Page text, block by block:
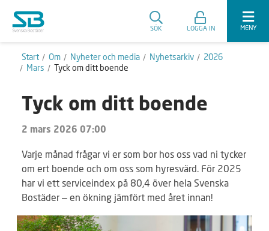
SÖK LOGGA IN MENY
Start Om Nyheter och media Nyhetsarkiv
2026
Mars
Tyck om ditt boende
Tyck om ditt boende
2 mars 2026 07:00
Varje månad frågar vi er som bor hos oss vad ni tycker
om ert boende och om oss som hyresvärd. För 2025
har vi ett serviceindex på 80,4 över hela Svenska
Bostäder – en ökning jämfört med året innan!